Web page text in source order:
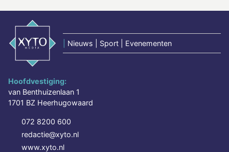
Nieuws | Sport | Evenementen
Hoofdvestiging:
van Benthuizenlaan 1
1701 BZ Heerhugowaard
072 8200 600
redactie@xyto.nl
www.xyto.nl